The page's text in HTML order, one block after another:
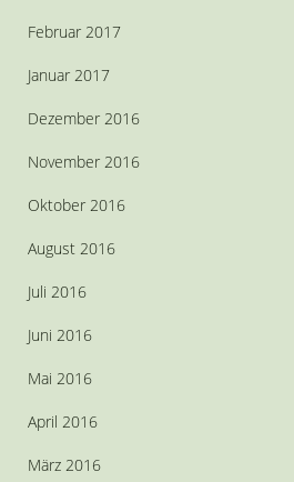
Februar 2017
Januar 2017
Dezember 2016
November 2016
Oktober 2016
August 2016
Juli 2016
Juni 2016
Mai 2016
April 2016
März 2016